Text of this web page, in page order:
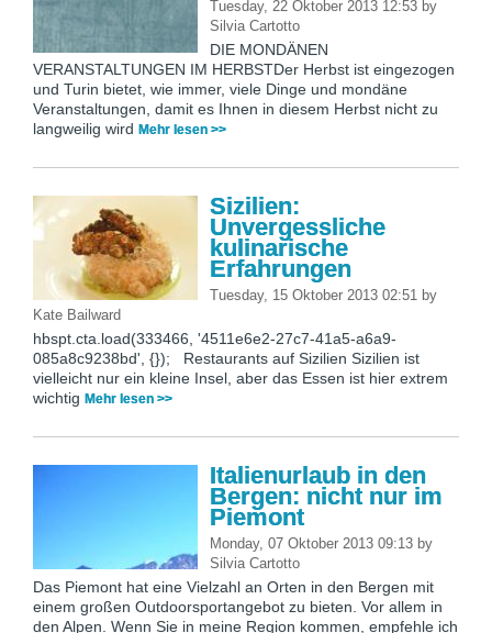
Tuesday, 22 Oktober 2013 12:53 by
Silvia Cartotto
DIE MONDÄNEN
VERANSTALTUNGEN IM HERBSTDer Herbst ist eingezogen
und Turin bietet, wie immer, viele Dinge und mondäne
Veranstaltungen, damit es Ihnen in diesem Herbst nicht zu
langweilig wird Mehr lesen >>
Sizilien:
Unvergessliche
kulinarische
Erfahrungen
Tuesday, 15 Oktober 2013 02:51 by
Kate Bailward
hbspt.cta.load(333466, '4511e6e2-27c7-41a5-a6a9-
085a8c9238bd', {}); Restaurants auf Sizilien Sizilien ist
vielleicht nur ein kleine Insel, aber das Essen ist hier extrem
wichtig Mehr lesen >>
Italienurlaub in den
Bergen: nicht nur im
Piemont
Monday, 07 Oktober 2013 09:13 by
Silvia Cartotto
Das Piemont hat eine Vielzahl an Orten in den Bergen mit
einem großen Outdoorsportangebot zu bieten. Vor allem in
den Alpen. Wenn Sie in meine Region kommen, empfehle ich